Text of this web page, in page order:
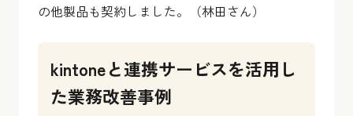
の他製品も契約しました。（林田さん）
kintoneと連携サービスを活用し
た業務改善事例